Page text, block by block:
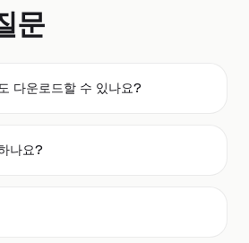
문
다운로드할 수 있나요?
나요?